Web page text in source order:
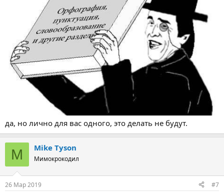
да, но лично для вас одного, это делать не будут.
M Mike Tyson
Мимокрокодил
26 Мар 2019 #7